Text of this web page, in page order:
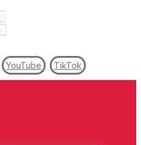
YouTube TikTok